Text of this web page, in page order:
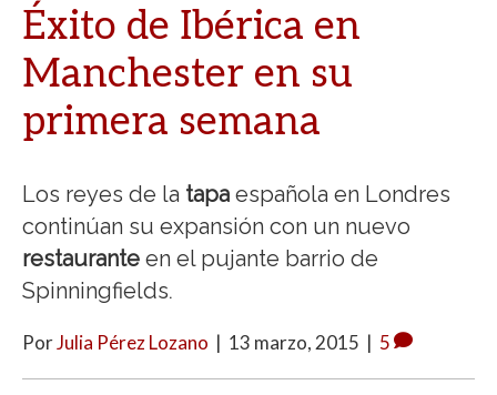
Éxito de Ibérica en
Manchester en su
primera semana
Los reyes de la tapa española en Londres
continúan su expansión con un nuevo
restaurante en el pujante barrio de
Spinningfields.
PorJulia Pérez Lozano | 13 marzo, 2015 | 5